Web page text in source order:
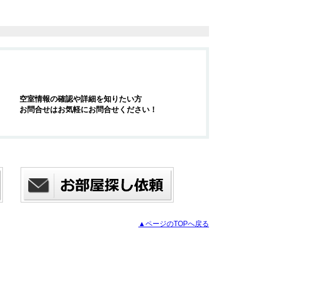
空室情報の確認や詳細を知りたい方
お問合せはお気軽にお問合せください！
▲ページのTOPへ戻る